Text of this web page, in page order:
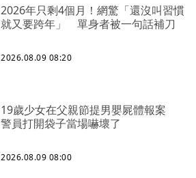
2026年只剩4個月！網驚「還沒叫習慣
就又要跨年」 單身者被一句話補刀
2026.08.09 08:20
19歲少女在父親節提男嬰屍體報案
警員打開袋子當場嚇壞了
2026.08.09 08:00